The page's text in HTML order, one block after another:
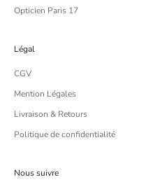
Opticien Paris 17
Légal
CGV
Mention Légales
Livraison & Retours
Politique de confidentialité
Nous suivre